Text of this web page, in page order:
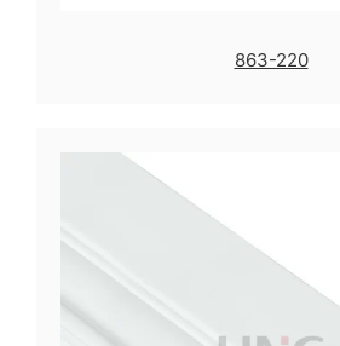
863-220